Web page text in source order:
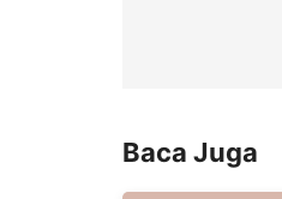
Baca Juga